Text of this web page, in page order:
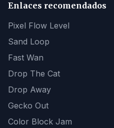
Enlaces recomendados
Pixel Flow Level
Sand Loop
Fast Wan
Drop The Cat
Drop Away
Gecko Out
Color Block Jam